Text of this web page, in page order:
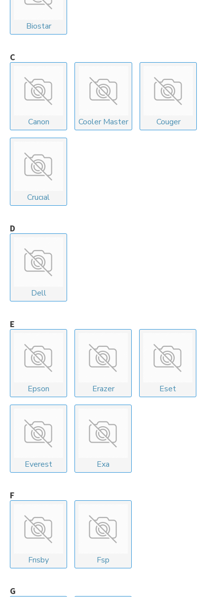
Biostar
C
Canon Cooler Master Couger
Crucıal
D
Dell
E
Epson Erazer Eset
Everest Exa
F
Frısby Fsp
G